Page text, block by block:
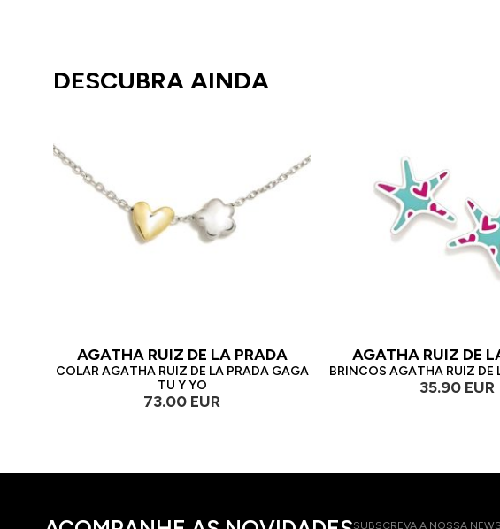
DESCUBRA AINDA
AGATHA RUIZ DE LA PRADA
COLAR AGATHA RUIZ DE LA PRADA GAGA
TU Y YO
73.00 EUR
AGATHA RUIZ DE
BRINCOS AGATHA RUIZ DE
35.90 EUR
SUBSCREVA A NOSSA